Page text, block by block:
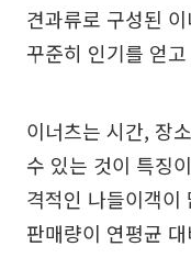
견과류로 구성된
꾸준히 인기를 얻
이너츠는 시간, 장
수 있는 것이 특징
격적인 나들이객이
판매량이 연평균